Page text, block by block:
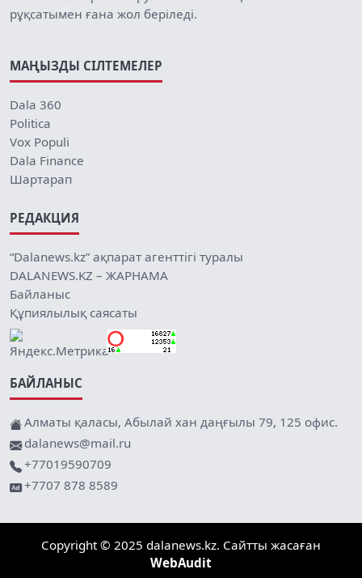
рұқсатымен ғана жол беріледі.
МАҢЫЗДЫ СІЛТЕМЕЛЕР
Dala 360
Politica
Vox Populi
Dala Finance
Шартарап
РЕДАКЦИЯ
“Dalanews.kz” ақпарат агенттігі туралы
DALANEWS.KZ – ЖАРНАМА
Байланыс
Құпиялылық саясаты
БАЙЛАНЫС
Алматы қаласы, Абылай хан даңғылы 79, 125 офис.
dalanews@mail.ru
+77019590709
+7707 878 8589
Copyright © 2025 dalanews.kz. Сайтты жасаған
WebAudit